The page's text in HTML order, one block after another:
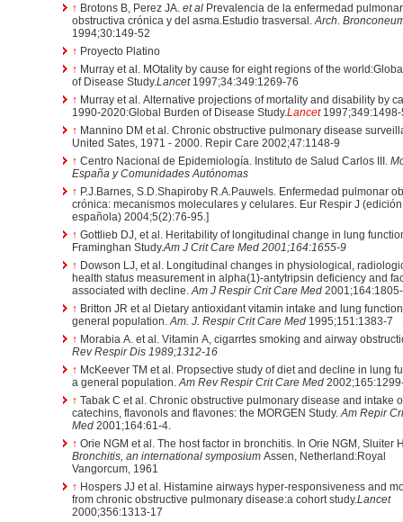
↑ Brotons B, Perez JA. et al Prevalencia de la enfermedad pulmonar
obstructiva crónica y del asma.Estudio trasversal.Arch.
1994;30:149-52
↑ Proyecto Platino
↑ Murray et al. MOtality by cause for eight regions of the
of Disease Study.Lancet1997;34:349:1269-76
↑ Murray et al. Alternative projections of mortality and disability by
1990-2020:Global Burden of Disease Study.Lancet1997;349:1498-
↑ Mannino DM et al. Chronic obstructive pulmonary disease
United Sates, 1971 - 2000. Repir Care 2002;47:1148-9
↑ Centro Nacional de Epidemiología. Instituto de Salud Carlos III.
España y Comunidades Autónomas
↑ P.J.Barnes, S.D.Shapiroby R.A.Pauwels. Enfermedad pulmonar
crónica: mecanismos moleculares y celulares. Eur Respir J (edición
española) 2004;5(2):76-95.]
↑ Gottlieb DJ, et al. Heritability of longitudinal change in lung
Framinghan Study.Am J Crit Care Med 2001;164:1655-9
↑ Dowson LJ, et al. Longitudinal changes in physiological,
health status measurement in alpha(1)-antytripsin deficiency and
associated with decline.Am J Respir Crit Care Med
↑
general population.Am. J. Respir Crit Care Med 1995;151:1383-7
↑ Morabia A. et al. Vitamin A, cigarrtes smoking and airway
Rev Respir Dis 1989;1312-16
↑ McKeever TM et al. Propsective study of diet and decline in lung
a general population.Am Rev Respir Crit Care Med
↑ Tabak C et al. Chronic obstructive pulmonary disease and intake
catechins, flavonols and flavones: the MORGEN Study.Am Repir
Med 2001;164:61-4.
↑ Orie NGM et al. The host factor in bronchitis. In Orie NGM, Sluiter
Bronchitis, an international symposium Assen, Netherland:Royal
Vangorcum, 1961
↑ Hospers JJ et al. Histamine airways hyper-responsiveness and
from chronic obstructive pulmonary disease:a cohort study.Lancet
2000;356:1313-17